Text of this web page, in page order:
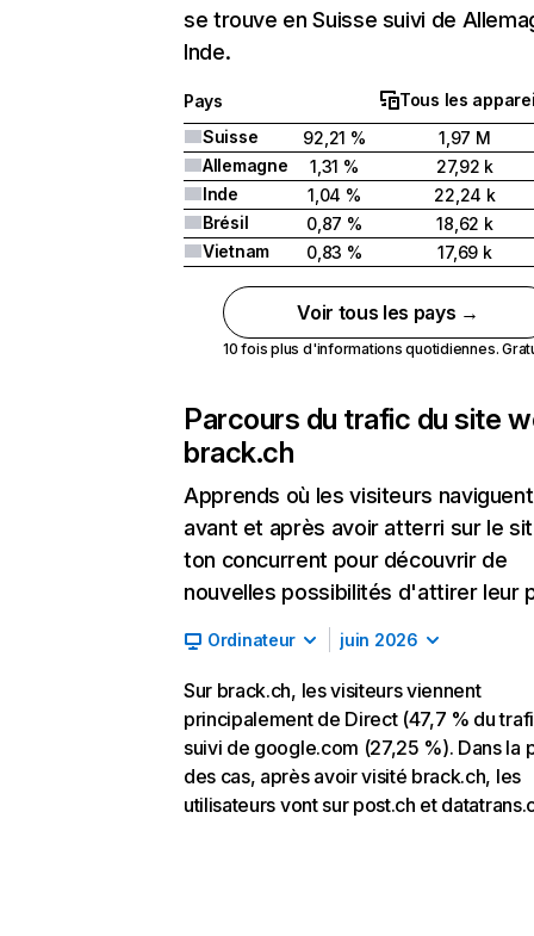
se trouve en Suisse suivi de
Inde.
Pays
Tous les
Suisse
92,21 %
1,97 M
Allemagne
1,31 %
27,92 k
Inde
1,04 %
22,24 k
Brésil
0,87 %
18,62 k
Vietnam
0,83 % 17,69 k
Voir tous les pays →
10 fois plus d'informations quotidiennes.
Parcours du trafic du site
brack.ch
Apprends où les visiteurs naviguent
avant et après avoir atterri sur le
ton concurrent pour découvrir de
nouvelles possibilités d'attirer leur
Ordinateur juin 2026
Sur brack.ch, les visiteurs viennent
principalement de Direct (47,7 % du
suivi de google.com (27,25 %). Dans la
des cas, après avoir visité brack.ch, les
utilisateurs vont sur post.ch et